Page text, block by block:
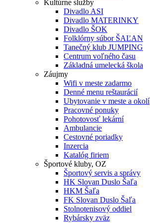
Kultúrne služby
Divadlo ASI
Divadlo MATERINKY
Divadlo ŠOK
Folklórny súbor ŠAĽAN
Tanečný klub JUMPING
Centrum voľného času
Základná umelecká škola
Záujmy
Wifi v meste zadarmo
Denné menu reštaurácií
Ubytovanie v meste a okolí
Pracovné ponuky
Pohotovosť lekární
Ambulancie
Cestovné poriadky
Inzercia
Katalóg firiem
Športové kluby, OZ
Športový servis a správy
HK Slovan Duslo Šaľa
HKM Šaľa
FK Slovan Duslo Šaľa
Stolnotenisový oddiel
Rybársky zväz